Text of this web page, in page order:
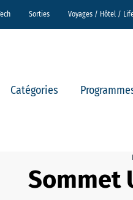
Sorties Voyages / Hôtel /
Catégories
Sommet